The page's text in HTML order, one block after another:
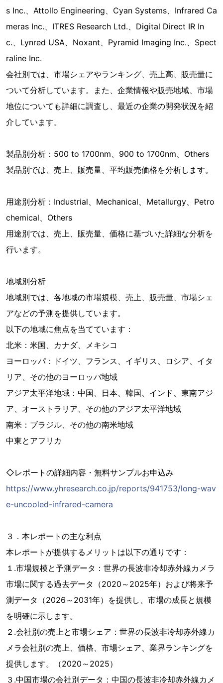
s Inc.、Attollo Engineering、Cyan Systems、Infrared Ca
meras Inc.、ITRES Research Ltd.、Digital Direct IR In
c.、Lynred USA、Noxant、Pyramid Imaging Inc.、Spect
raline Inc.
会社別では、市場シェアやランキング、売上高、販売量に
ついて分析しています。また、企業情報や販売地域、市場
地位についても詳細に調査し、最近の企業の開発状況を紹
介しています。
製品別分析：500 to 1700nm、900 to 1700nm、Others
製品別では、売上、販売量、平均販売価格を分析します。
用途別分析：Industrial、Mechanical、Metallurgy、Petro
chemical、Others
用途別では、売上、販売量、価格に基づいた詳細な分析を
行います。
地域別分析
地域別では、各地域の市場規模、売上、販売量、市場シェ
アなどの予測を提供しています。
以下の地域に焦点を当てています：
北米：米国、カナダ、メキシコ
ヨーロッパ：ドイツ、フランス、イギリス、ロシア、イタ
リア、その他のヨーロッパ地域
アジア太平洋地域：中国、日本、韓国、インド、東南アジ
ア、オーストラリア、その他のアジア太平洋地域
南米：ブラジル、その他の南米地域
中東とアフリカ
◇レポートの詳細内容・無料サンプルお申込み
https://www.yhresearch.co.jp/reports/941753/long-wav
e-uncooled-infrared-camera
３．本レポートの主な利点
本レポートが提供するメリットは以下の通りです：
１.市場規模と予測データ：世界の長波非冷却赤外線カメラ
市場に関する過去データ（2020～2025年）および将来予
測データ（2026～2031年）を提供し、市場の成長と規模
を明確に示します。
２.会社別の売上と市場シェア：世界の長波非冷却赤外線カ
メラ会社別の売上、価格、市場シェア、業界ランキングを
提供します。（2020～2025）
３.中国市場の会社別データ：中国の長波非冷却赤外線カメ